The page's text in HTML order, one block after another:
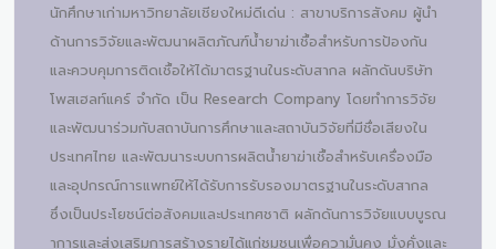
นักศึกษาเก่ามหาวิทยาลัยเชียงใหม่ดีเด่น : สาขาบริการสังคม ผู้นำ
ด้านการวิจัยและพัฒนาผลิตภัณฑ์น้ำยาฆ่าเชื้อสำหรับการป้องกัน
และควบคุมการติดเชื้อให้ได้มาตรฐานในระดับสากล ผลักดันบริษัท
โพสเฮลท์แคร์ จำกัด เป็น Research Company โดยทำการวิจัย
และพัฒนาร่วมกับสถาบันการศึกษาและสถาบันวิจัยที่มีชื่อเสียงใน
ประเทศไทย และพัฒนาระบบการผลิตน้ำยาฆ่าเชื้อสำหรับเครื่องมือ
และอุปกรณ์การแพทย์ให้ได้รับการรับรองมาตรฐานในระดับสากล
ซึ่งเป็นประโยชน์ต่อสังคมและประเทศชาติ ผลักดันการวิจัยแบบบูรณ
าการและส่งเสริมการสร้างรายได้แก่ชุมชนเพื่อความั่นคง มั่งคั่งและ